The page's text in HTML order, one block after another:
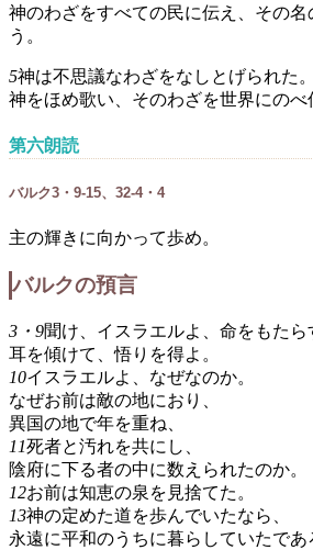
神のわざをすべての民に伝え、その名
う。
5神は不思議なわざをなしとげられた。
神をほめ歌い、そのわざを世界にのべ
第六朗読
バルク3・9-15、32-4・4
主の輝きに向かって歩め。
バルクの預言
3・9聞け、イスラエルよ、命をもたら
耳を傾けて、悟りを得よ。
10イスラエルよ、なぜなのか。
なぜお前は敵の地におり、
異国の地で年を重ね、
11死者と汚れを共にし、
陰府に下る者の中に数えられたのか。
12お前は知恵の泉を見捨てた。
13神の定めた道を歩んでいたなら、
永遠に平和のうちに暮らしていたであ